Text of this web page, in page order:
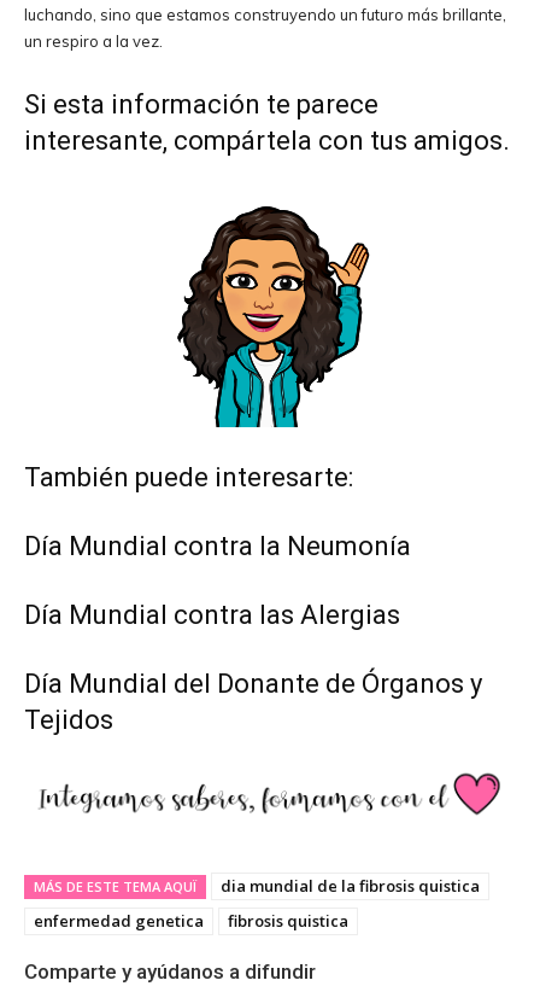
luchando, sino que estamos construyendo un futuro más brillante,
un respiro a la vez.
Si esta información te parece
interesante, compártela con tus amigos.
También puede interesarte:
Día Mundial contra la Neumonía
Día Mundial contra las Alergias
Día Mundial del Donante de Órganos y
Tejidos
MÁS DE ESTE TEMA AQUÏ
dia mundial de la fibrosis quistica
enfermedad genetica
fibrosis quistica
Comparte y ayúdanos a difundir